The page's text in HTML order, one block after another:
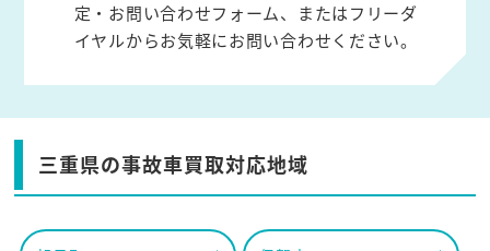
定・お問い合わせフォーム、またはフリーダ
イヤルからお気軽にお問い合わせください。
三重県の事故車買取対応地域